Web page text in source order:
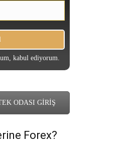
kabul ediyorum.
ODASI GİRİŞ
Forex?